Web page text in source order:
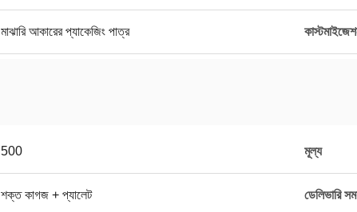
মাঝারি আকারের প্যাকেজিং পাত্র
500 মূল্য
শক্ত কাগজ + প্যালেট ডেলিভারি